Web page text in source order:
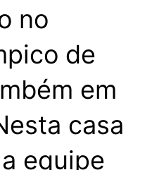
no
de
em
casa
equipe